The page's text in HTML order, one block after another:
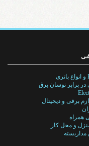
در برابر نوسان برق
برقی و دیجیتال
همراه
و محل کار
مداربسته